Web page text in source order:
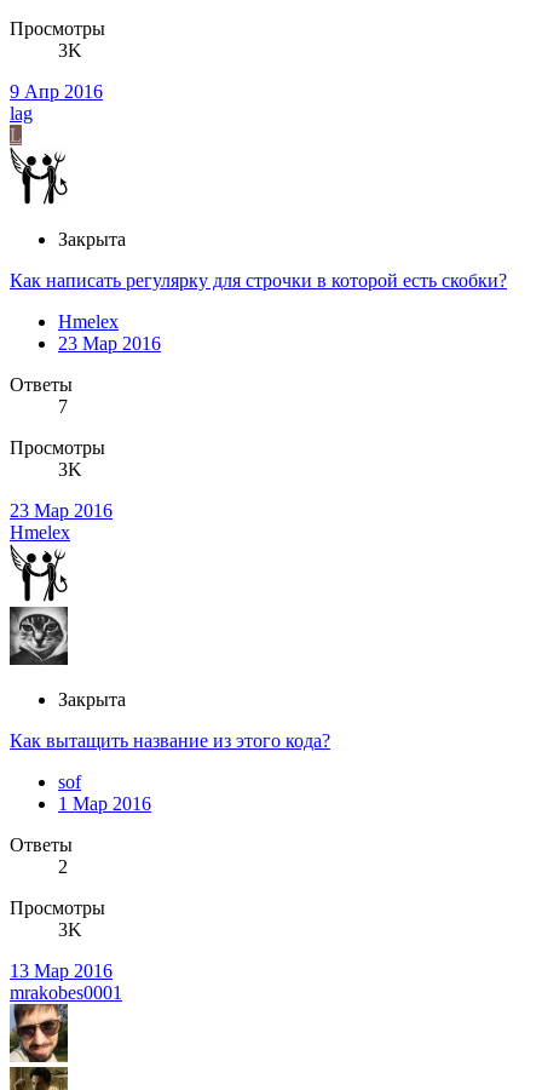
Просмотры
3K
9 Апр 2016
lag
L
Закрыта
Как написать регулярку для строчки в которой есть скобки?
Hmelex
23 Мар 2016
Ответы
7
Просмотры
3K
23 Мар 2016
Hmelex
Закрыта
Как вытащить название из этого кода?
sof
1 Мар 2016
Ответы
2
Просмотры
3K
13 Мар 2016
mrakobes0001